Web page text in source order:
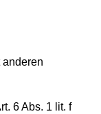
anderen
6 Abs. 1 lit. f